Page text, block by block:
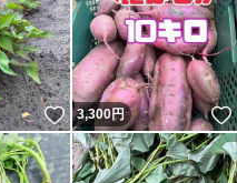
いいね！
3,300円